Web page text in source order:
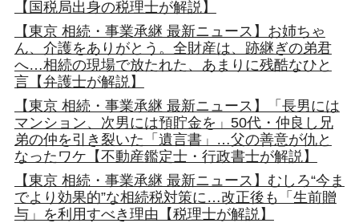
【国税局出身の税理士が解説】
【東京 相続・事業承継 最新ニュース】お姉ちゃ
ん、介護をありがとう。全財産は、跡継ぎの弟君
へ…相続の現場で放たれた、あまりに残酷なひと
言【弁護士が解説】
【東京 相続・事業承継 最新ニュース】「長男には
マンション、次男には預貯金を」50代・仲良し兄
弟の仲を引き裂いた「遺言書」…父の善意が仇と
なったワケ【不動産鑑定士・行政書士が解説】
【東京 相続・事業承継 最新ニュース】むしろ“今ま
でより効果的”な相続税対策に…改正後も「生前贈
与」を利用すべき理由【税理士が解説】